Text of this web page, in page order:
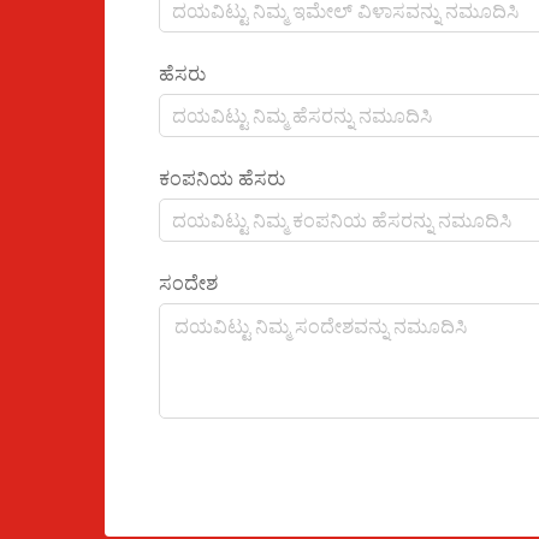
ಹೆಸರು
ಕಂಪನಿಯ ಹೆಸರು
ಸಂದೇಶ